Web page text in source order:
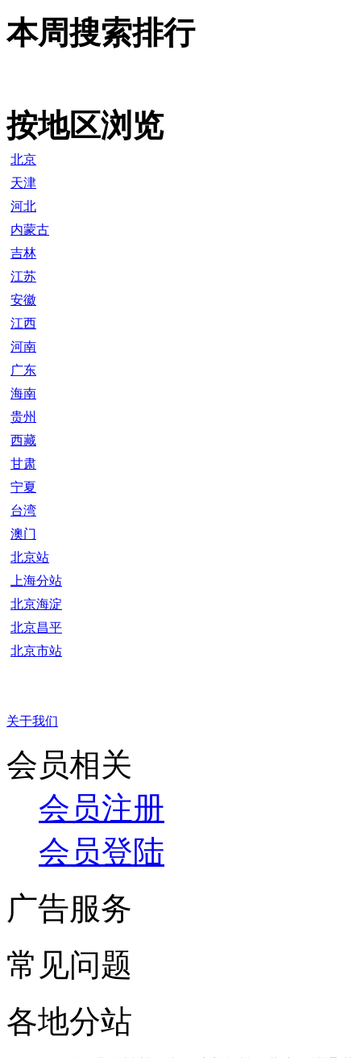
本周搜索排行
按地区浏览
北京
天津
河北
内蒙古
吉林
江苏
安徽
江西
河南
广东
海南
贵州
西藏
甘肃
宁夏
台湾
澳门
北京站
上海分站
北京海淀
北京昌平
北京市站
关于我们
会员相关
会员注册
会员登陆
广告服务
常见问题
各地分站